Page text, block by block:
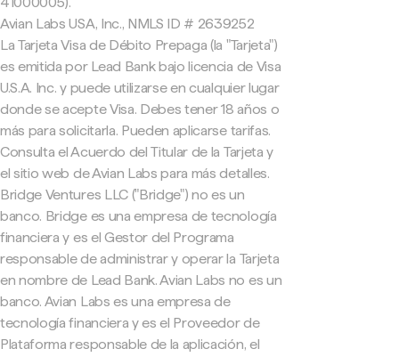
Avian Labs USA, Inc., NMLS ID # 2639252
La Tarjeta Visa de Débito Prepaga (la "Tarjeta")
es emitida por Lead Bank bajo licencia de Visa
U.S.A. Inc. y puede utilizarse en cualquier lugar
donde se acepte Visa. Debes tener 18 años o
más para solicitarla. Pueden aplicarse tarifas.
Consulta el Acuerdo del Titular de la Tarjeta y
el sitio web de Avian Labs para más detalles.
Bridge Ventures LLC ("Bridge") no es un
banco. Bridge es una empresa de tecnología
financiera y es el Gestor del Programa
responsable de administrar y operar la Tarjeta
en nombre de Lead Bank. Avian Labs no es un
banco. Avian Labs es una empresa de
tecnología financiera y es el Proveedor de
Plataforma responsable de la aplicación, el